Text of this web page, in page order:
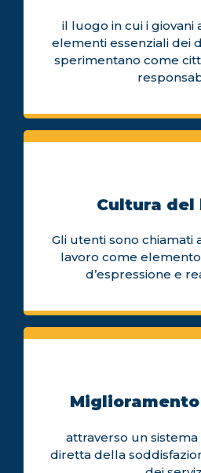
il luogo in cui i
elementi essenziali dei
sperimentano come
Cultura del
Gli utenti sono chiamati
lavoro come
d’espressione e
attraverso un
diretta della